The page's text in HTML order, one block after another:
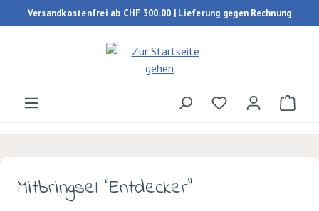
Zum Hauptinhalt springen
Versandkostenfrei ab CHF 300.00 | Lieferung gegen Rechnung
Du hast 0
Mitbringsel "Entdecker"